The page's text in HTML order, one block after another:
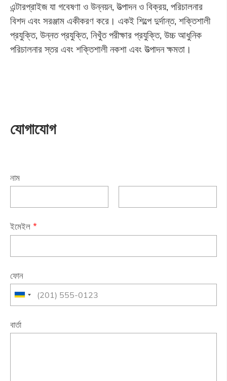
এন্টারপ্রাইজ যা গবেষণা ও উন্নয়ন, উত্পাদন ও বিক্রয়, পরিচালনার
বিশদ এবং সরঞ্জাম একীকরণ করে। একই শিল্পে দুর্দান্ত, শক্তিশালী
প্রযুক্তি, উন্নত প্রযুক্তি, নিখুঁত পরীক্ষার প্রযুক্তি, উচ্চ আধুনিক
পরিচালনার স্তর এবং শক্তিশালী নকশা এবং উত্পাদন ক্ষমতা।
যোগাযোগ
নাম
ইমেইল *
ফোন
বার্তা